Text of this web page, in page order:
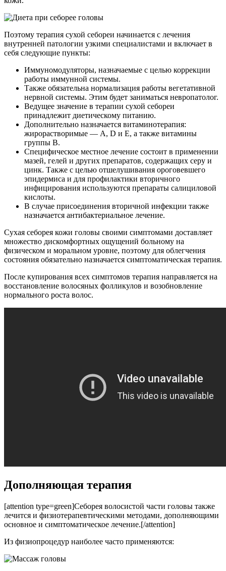
Поэтому терапия сухой себореи начинается с лечения
внутренней патологии узкими специалистами и включает в
себя следующие пункты:
Иммуномодуляторы, назначаемые с целью коррекции
работы иммунной системы.
Также обязательна нормализация работы вегетативной
нервной системы. Этим будет заниматься невропатолог.
Ведущее значение в терапии сухой себореи
принадлежит диетическому питанию.
Дополнительно назначается витаминотерапия:
жирорастворимые — А, D и Е, а также витамины
группы В.
Специфическое местное лечение состоит в применении
мазей, гелей и других препаратов, содержащих серу и
цинк. Также с целью отшелушивания ороговевшего
эпидермиса и для профилактики вторичного
инфицирования используются препараты салициловой
кислоты.
В случае присоединения вторичной инфекции также
назначается антибактериальное лечение.
Сухая себорея кожи головы своими симптомами доставляет
множество дискомфортных ощущений больному на
физическом и моральном уровне, поэтому для облегчения
состояния обязательно назначается симптоматическая терапия.
После купирования всех симптомов терапия направляется на
восстановление волосяных фолликулов и возобновление
нормального роста волос.
Дополняющая терапия
[attention type=green]Себорея волосистой части головы также
лечится и физиотерапевтическими методами, дополняющими
основное и симптоматическое лечение.[/attention]
Из физиопроцедур наиболее часто применяются: